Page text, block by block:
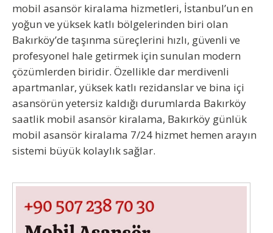
mobil asansör kiralama hizmetleri, İstanbul’un en
yoğun ve yüksek katlı bölgelerinden biri olan
Bakırköy’de taşınma süreçlerini hızlı, güvenli ve
profesyonel hale getirmek için sunulan modern
çözümlerden biridir. Özellikle dar merdivenli
apartmanlar, yüksek katlı rezidanslar ve bina içi
asansörün yetersiz kaldığı durumlarda Bakırköy
saatlik mobil asansör kiralama, Bakırköy günlük
mobil asansör kiralama 7/24 hizmet hemen arayın
sistemi büyük kolaylık sağlar.